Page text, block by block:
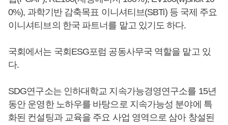
0%), 과학기반 감축목표 이니셔티브(SBTi) 등 국제 주요
이니셔티브의 한국 파트너를 맡고 있기도 하다.
국회에서는 국회ESG포럼 공동사무국 역할을 맡고 있
다.
SDG연구소는 인하대학교 지속가능경영연구소를 15년
동안 운영한 노하우를 바탕으로 지속가능성 분야에 특
화된 컨설팅과 교육을 주요 사업 영역으로 삼아 창설된